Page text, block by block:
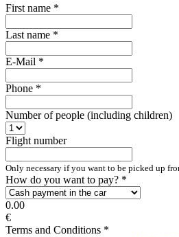
First name *
Last name *
E-Mail *
Phone *
Number of people (including children)
Flight number
Only necessary if you want to be picked up
How do you want to pay? *
0.00
€
Terms and Conditions *